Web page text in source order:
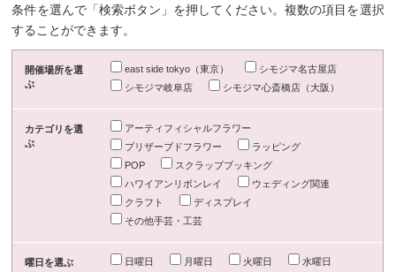
条件を選んで「検索ボタン」を押してください。複数の項目を選択
することができます。
開催場所を選
ぶ
east side tokyo（東京）
シモジマ名古屋店
シモジマ岐阜店
シモジマ心斎橋店（大阪）
カテゴリを選
ぶ
アーティフィシャルフラワー
プリザーブドフラワー
ラッピング
POP
スクラップブッキング
ハワイアンリボンレイ
ウェディング関連
クラフト
ディスプレイ
その他手芸・工芸
曜日を選ぶ 日曜日 月曜日 火曜日
水曜日